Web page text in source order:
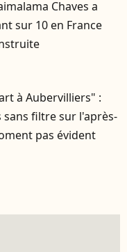
Chaves a
sur 10 en France
à Aubervilliers" :
sans filtre sur l'après-
pas évident